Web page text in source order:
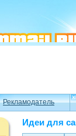
Рекламодатель
Идеи для